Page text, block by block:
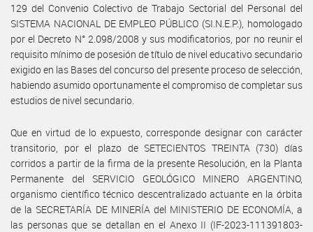
129 del Convenio Colectivo de Trabajo Sectorial del Personal del
SISTEMA NACIONAL DE EMPLEO PÚBLICO (SI.N.E.P.), homologado
por el Decreto N° 2.098/2008 y sus modificatorios, por no reunir el
requisito mínimo de posesión de título de nivel educativo secundario
exigido en las Bases del concurso del presente proceso de selección,
habiendo asumido oportunamente el compromiso de completar sus
estudios de nivel secundario.
Que en virtud de lo expuesto, corresponde designar con carácter
transitorio, por el plazo de SETECIENTOS TREINTA (730) días
corridos a partir de la firma de la presente Resolución, en la Planta
Permanente del SERVICIO GEOLÓGICO MINERO ARGENTINO,
organismo científico técnico descentralizado actuante en la órbita
de la SECRETARÍA DE MINERÍA del MINISTERIO DE ECONOMÍA, a
las personas que se detallan en el Anexo II (IF-2023-111391803-